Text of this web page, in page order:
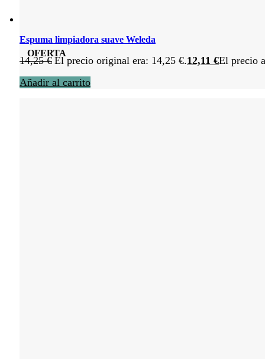
OFERTA
Espuma limpiadora suave Weleda
14,25€ El precio original era: 14,25 €.12,11 €El precio
Añadir al carrito